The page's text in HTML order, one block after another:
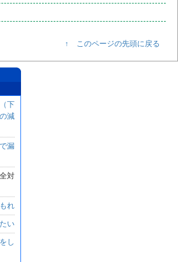
↑ このページの先頭に戻る
下
減
漏
対
れ
い
し